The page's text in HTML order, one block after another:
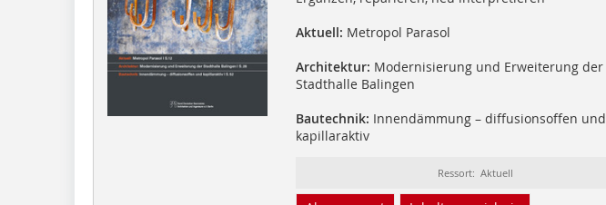
Aktuell: Metropol Parasol
Architektur: Modernisierung und Erweiterung der
Stadthalle Balingen
Bautechnik: Innendämmung – diffusionsoffen und
kapillaraktiv
Ressort: Aktuell